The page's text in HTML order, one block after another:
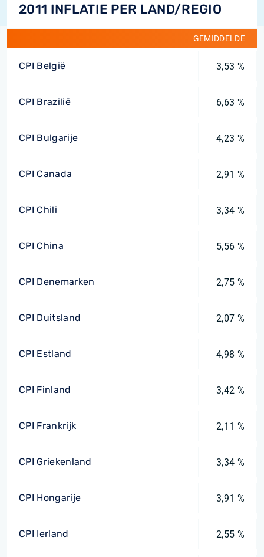
2011 INFLATIE PER LAND/REGIO
GEMIDDELDE
CPI België 3,53 %
CPI Brazilië 6,63 %
CPI Bulgarije 4,23 %
CPI Canada 2,91 %
CPI Chili 3,34 %
CPI China 5,56 %
CPI Denemarken 2,75 %
CPI Duitsland 2,07 %
CPI Estland 4,98 %
CPI Finland 3,42 %
CPI Frankrijk 2,11 %
CPI Griekenland 3,34 %
CPI Hongarije 3,91 %
CPI Ierland 2,55 %